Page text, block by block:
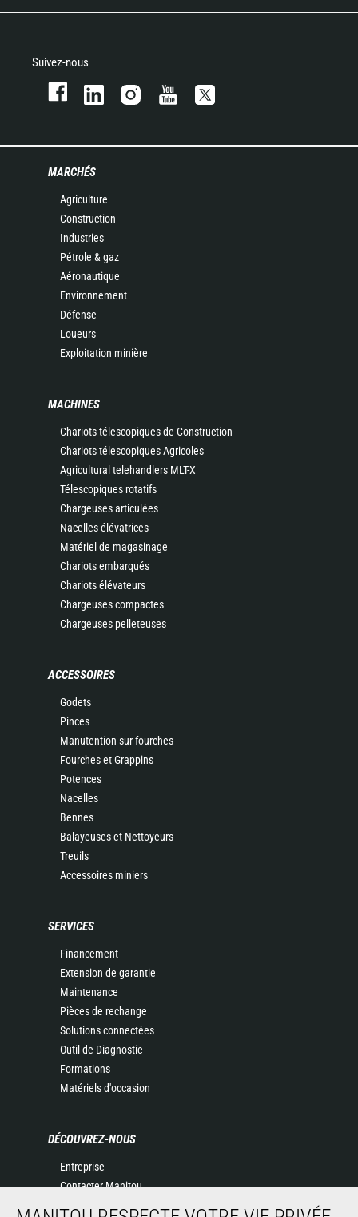
Suivez-nous
MARCHÉS
Agriculture
Construction
Industries
Pétrole & gaz
Aéronautique
Environnement
Défense
Loueurs
Exploitation minière
MACHINES
Chariots télescopiques de Construction
Chariots télescopiques Agricoles
Agricultural telehandlers MLT-X
Télescopiques rotatifs
Chargeuses articulées
Nacelles élévatrices
Matériel de magasinage
Chariots embarqués
Chariots élévateurs
Chargeuses compactes
Chargeuses pelleteuses
ACCESSOIRES
Godets
Pinces
Manutention sur fourches
Fourches et Grappins
Potences
Nacelles
Bennes
Balayeuses et Nettoyeurs
Treuils
Accessoires miniers
SERVICES
Financement
Extension de garantie
Maintenance
Pièces de rechange
Solutions connectées
Outil de Diagnostic
Formations
Matériels d'occasion
DÉCOUVREZ-NOUS
Entreprise
Contacter Manitou